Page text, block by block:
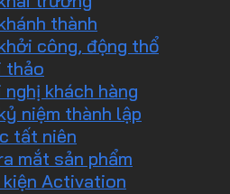
thành
công, động thổ
thảo
khách hàng
niệm thành lập
tất niên
mắt sản phẩm
Activation